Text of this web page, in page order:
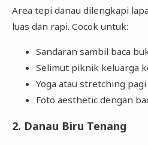
Area tepi danau dilengkapi
luas dan rapi. Cocok untuk:
Sandaran sambil baca
Selimut piknik keluarga
Yoga atau stretching pagi
Foto aesthetic dengan
2. Danau Biru Tenang